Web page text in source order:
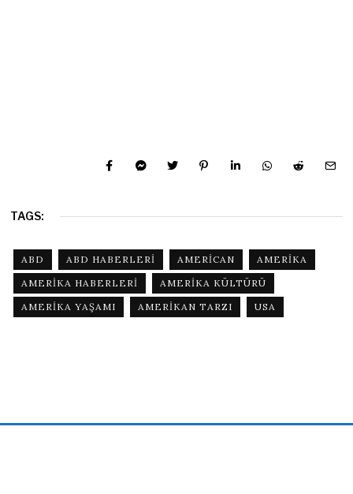
TAGS:
ABD ABD HABERLERI AMERICAN
AMERIKA
AMERIKA HABERLERI
AMERIKA KÜLTÜRÜ
AMERIKA YAŞAMI
AMERIKAN TARZI USA